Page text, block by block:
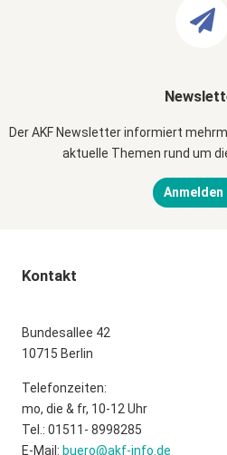
Der AKF Newsletter informiert
aktuelle Themen rund um
Anmelden
Kontakt
Bundesallee 42
10715 Berlin
Telefonzeiten:
mo, die & fr, 10-12 Uhr
Tel.: 01511- 8998285
E-Mail: buero@akf-info.de